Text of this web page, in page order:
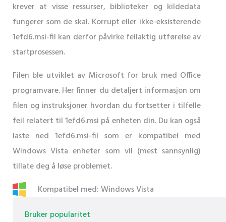
krever at visse ressurser, biblioteker og kildedata
fungerer som de skal. Korrupt eller ikke-eksisterende
1efd6.msi-fil kan derfor påvirke feilaktig utførelse av
startprosessen.
Filen ble utviklet av Microsoft for bruk med Office
programvare. Her finner du detaljert informasjon om
filen og instruksjoner hvordan du fortsetter i tilfelle
feil relatert til 1efd6.msi på enheten din. Du kan også
laste ned 1efd6.msi-fil som er kompatibel med
Windows Vista enheter som vil (mest sannsynlig)
tillate deg å løse problemet.
Kompatibel med: Windows Vista
Bruker popularitet